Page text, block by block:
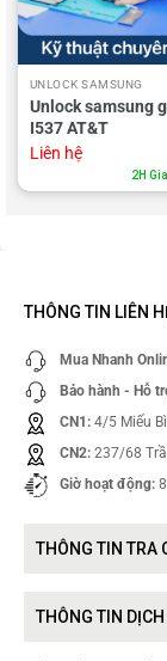
UNLOCK SAMSUNG
Unlock samsung
I537 AT&T
Liên hệ
2H
THÔNG TIN LIÊN
Mua Nhanh
Bảo hành - Hỗ
CN1: 4/5 Miếu
CN2: 237/68
Giờ hoạt động:
THÔNG TIN TRA
THÔNG TIN DỊCH